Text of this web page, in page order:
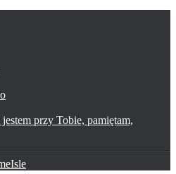
przy Tobie, pamiętam,